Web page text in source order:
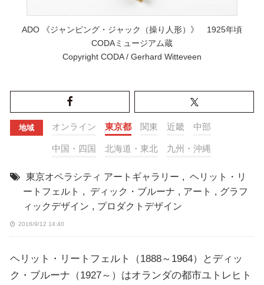
ADO 《ジャンピング・ジャック（操り人形）》 1925年頃
CODAミュージアム蔵
Copyright CODA / Gerhard Witteveen
地域 オンライン 東京都 関東 近畿 中部
中国・四国 北海道・東北 九州・沖縄
東京オペラシティ アートギャラリー , ヘリット・リ
ートフェルト , ディック・ブルーナ , アート , グラフ
ィックデザイン , プロダクトデザイン
2016/9/12 14:40
ヘリット・リートフェルト（1888～1964）とディッ
ク・ブルーナ（1927～）はオランダの都市ユトレヒト